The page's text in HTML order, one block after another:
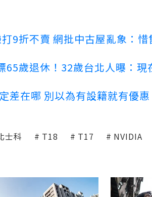
9折不賣 網批中古屋亂象：惜
65歲退休！32歲台北人曝：現
差在哪 別以為有設籍就有優惠
士科 T18 T17 NVIDIA